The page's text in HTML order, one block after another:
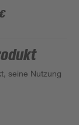
€
seine Nutzung